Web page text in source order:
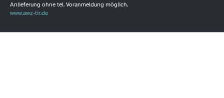
Anlieferung ohne tel. Voranmeldung möglich.
www.awz-tir.de